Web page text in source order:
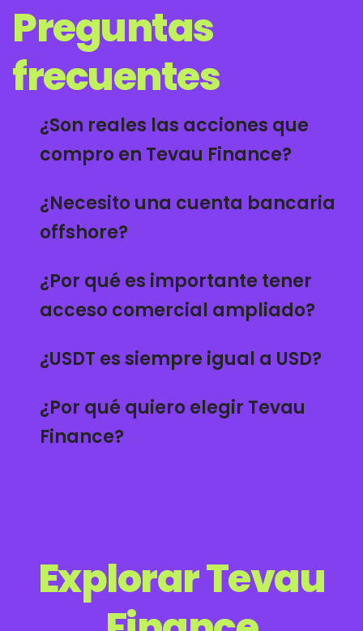
Preguntas
frecuentes
¿Son reales las acciones que
compro en Tevau Finance?
¿Necesito una cuenta bancaria
offshore?
¿Por qué es importante tener
acceso comercial ampliado?
¿USDT es siempre igual a USD?
¿Por qué quiero elegir Tevau
Finance?
Explorar Tevau